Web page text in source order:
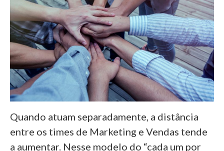
Quando atuam separadamente, a distância
entre os times de Marketing e Vendas tende
a aumentar. Nesse modelo do “cada um por